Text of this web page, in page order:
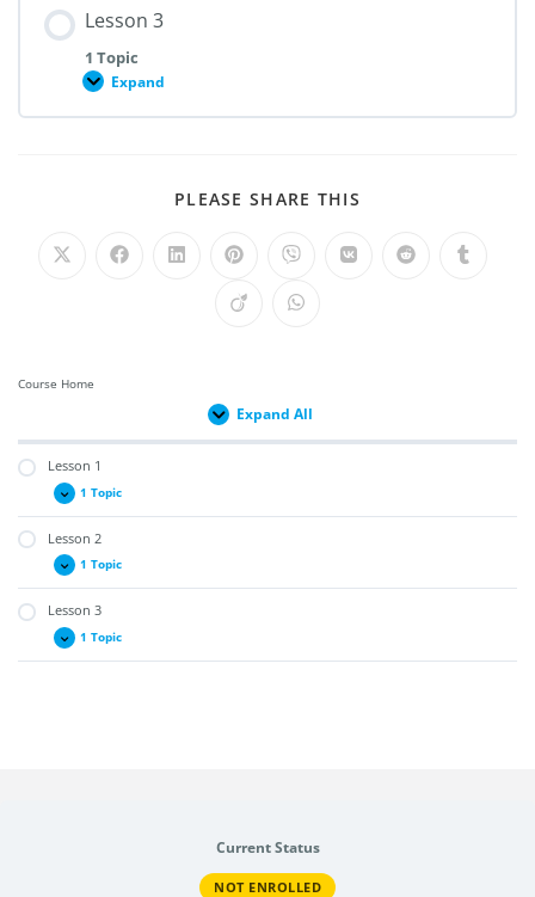
Lesson 3
1 Topic
Expand
PLEASE SHARE THIS
Course Home
Expand All
Lesson 1
1 Topic
Lesson 2
1 Topic
Lesson 3
1 Topic
Current Status
NOT ENROLLED